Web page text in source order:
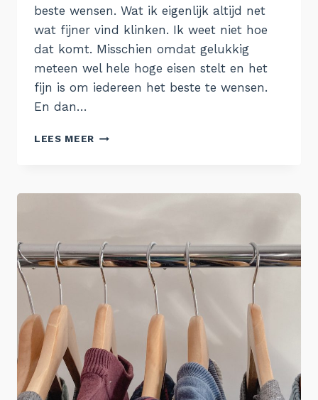
beste wensen. Wat ik eigenlijk altijd net
wat fijner vind klinken. Ik weet niet hoe
dat komt. Misschien omdat gelukkig
meteen wel hele hoge eisen stelt en het
fijn is om iedereen het beste te wensen.
En dan…
LEES MEER DE